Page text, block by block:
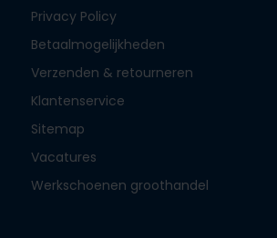
Privacy Policy
Betaalmogelijkheden
Verzenden & retourneren
Klantenservice
Sitemap
Vacatures
Werkschoenen groothandel